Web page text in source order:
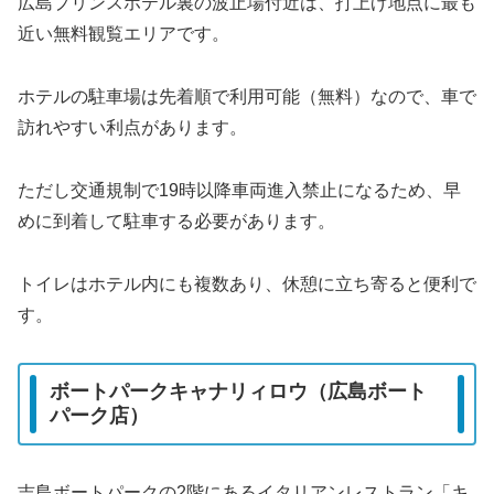
近い無料観覧エリアです。
ホテルの駐車場は先着順で利用可能（無料）なので、車で
訪れやすい利点があります。
ただし交通規制で19時以降車両進入禁止になるため、早
めに到着して駐車する必要があります。
トイレはホテル内にも複数あり、休憩に立ち寄ると便利で
す。
ボートパークキャナリィロウ（広島ボート
パーク店）